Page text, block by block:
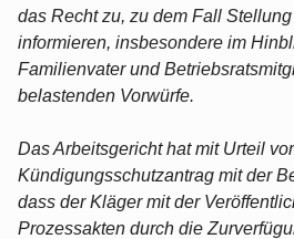
das Recht zu, zu dem Fall
informieren, insbesondere im
Familienvater und
belastenden Vorwürfe.
Das Arbeitsgericht hat mit Urteil
Kündigungsschutzantrag mit der
dass der Kläger mit der
Prozessakten durch die